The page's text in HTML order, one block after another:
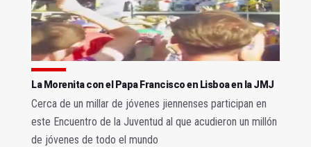
La Morenita con el Papa Francisco en Lisboa en la JMJ
Cerca de un millar de jóvenes jiennenses participan en
este Encuentro de la Juventud al que acudieron un millón
de jóvenes de todo el mundo